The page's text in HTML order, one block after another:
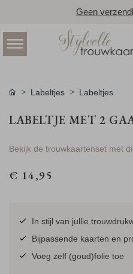
Geen
Labeltjes Labeltjes
LABELTJE MET 2
Bekijk de trouwkaartenset met
€ 14,95
In stijl van jullie
Bijpassende kaarten en
Voeg zelf (goud)folie toe